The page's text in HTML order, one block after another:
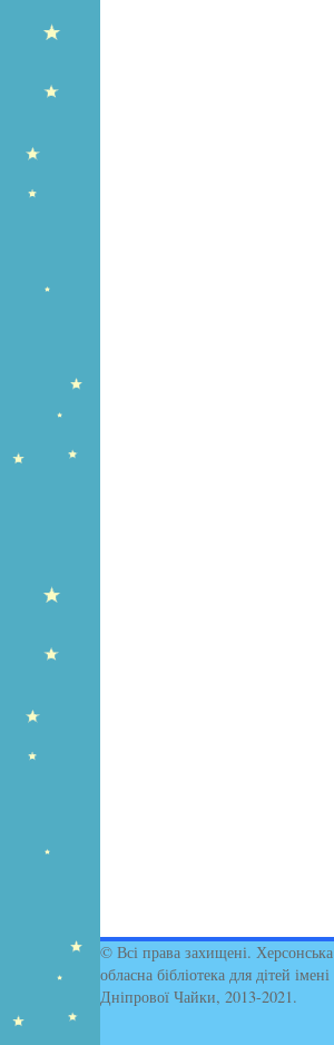
© Всі права захищені. Херсонська
обласна бібліотека для дітей імені
Дніпрової Чайки, 2013-2021.